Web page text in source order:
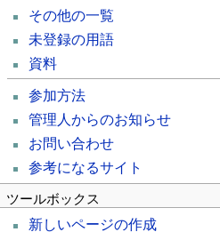
その他の一覧
未登録の用語
資料
参加方法
管理人からのお知らせ
お問い合わせ
参考になるサイト
ツールボックス
新しいページの作成